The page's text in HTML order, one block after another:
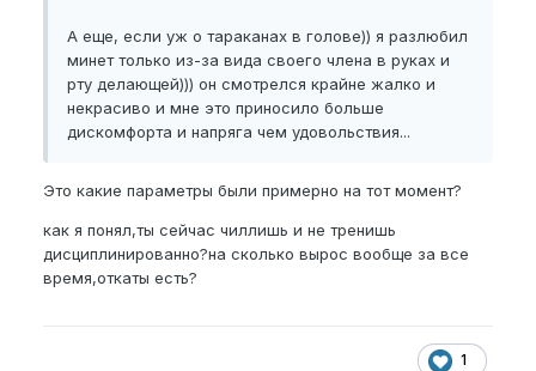
вот моя история в целом.
Параметры:
рост -180 см, вес -76 кг
Bpel-15,9 см
Eg-12 см
А еще, если уж о тараканах в голове)) я разлюбил
минет только из-за вида своего члена в руках и
рту делающей))) он смотрелся крайне жалко и
некрасиво и мне это приносило больше
дискомфорта и напряга чем удовольствия...
Это какие параметры были примерно на тот момент?
как я понял,ты сейчас чиллишь и не тренишь
дисциплинированно?на сколько вырос вообще за все
время,откаты есть?
1